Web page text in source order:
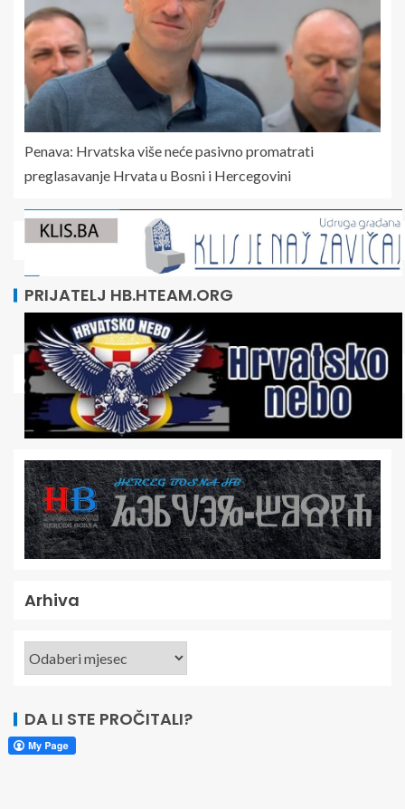
Penava: Hrvatska više neće pasivno promatrati
preglasavanje Hrvata u Bosni i Hercegovini
PRIJATELJ HB.HTEAM.ORG
Arhiva
DA LI STE PROČITALI?